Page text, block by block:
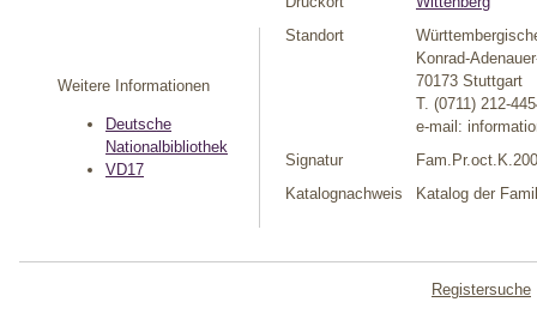
Weitere Informationen
Deutsche
Nationalbibliothek
VD17
Standort
Konrad-
70173 Stuttgart
T. (0711) 212-
e-mail:
Signatur
Katalognachweis
Katalog der
Registersuche